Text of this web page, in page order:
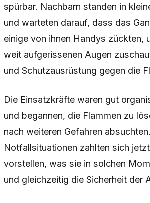
spürbar. Nachbarn standen in
und warteten darauf, dass das
einige von ihnen Handys zückten,
weit aufgerissenen Augen
und Schutzausrüstung gegen die
Die Einsatzkräfte waren gut
und begannen, die Flammen zu
nach weiteren Gefahren
Notfallsituationen zahlten sich
vorstellen, was sie in solchen
und gleichzeitig die Sicherheit der